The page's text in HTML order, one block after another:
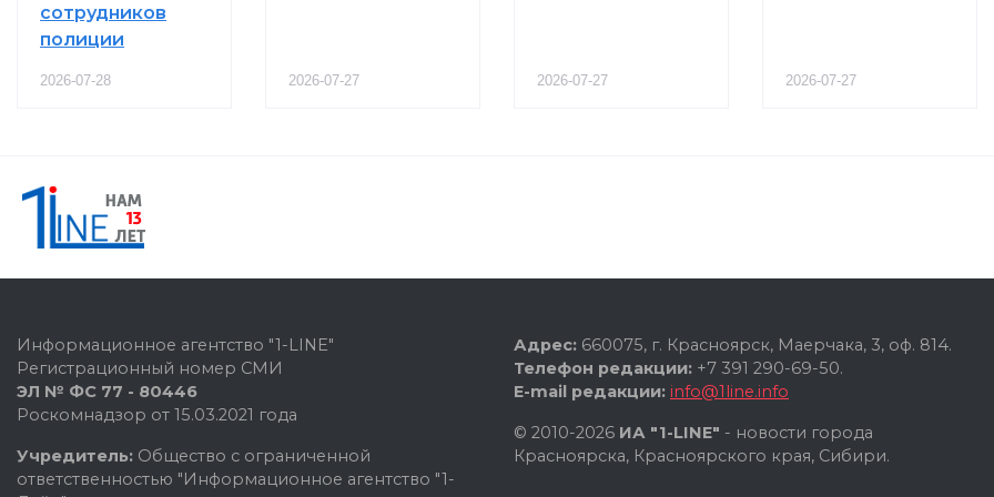
сотрудников
полиции
2026-07-28 2026-07-27 2026-07-27 2026-07-27
Информационное агентство "1-LINE"
Регистрационный номер СМИ
ЭЛ № ФС 77 - 80446
Роскомнадзор от 15.03.2021 года
Учредитель: Общество с ограниченной
ответственностью "Информационное агентство "1-
Адрес: 660075, г. Красноярск, Маерчака, 3, оф. 814.
Телефон редакции: +7 391 290-69-50.
E-mail редакции: info@1line.info
© 2010-2026 ИА "1-LINE" - новости города
Красноярска, Красноярского края, Сибири.